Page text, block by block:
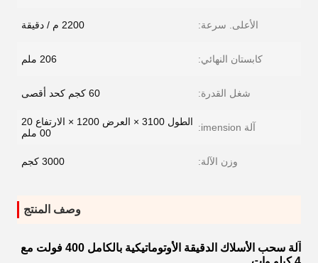
الأعلى. سرعة: 2200 م / دقيقة
كابستان النهائي: 206 ملم
شغل القدرة: 60 كجم كحد أقصى
آلة imension:
الطول 3100 × العرض 1200 × الارتفاع 20
00 ملم
وزن الآلة: 3000 كجم
وصف المنتج
آلة سحب الأسلاك الدقيقة الأوتوماتيكية بالكامل 400 فولت مع